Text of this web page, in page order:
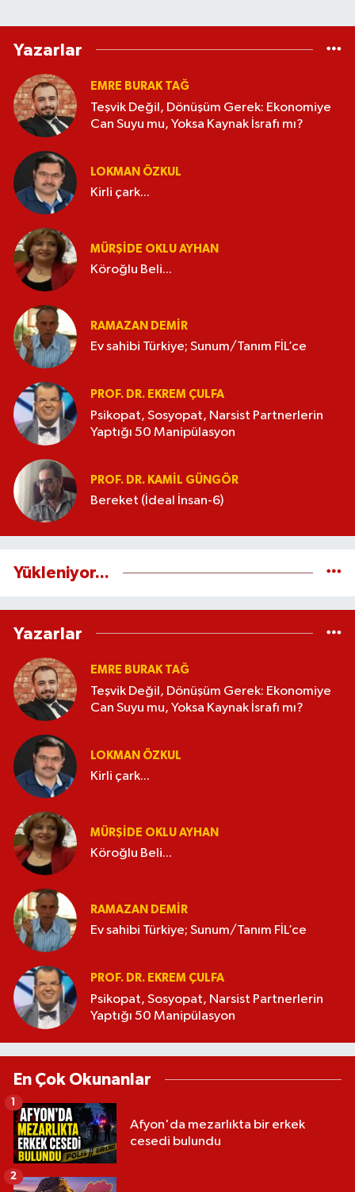
Yazarlar
EMRE BURAK TAĞ
Teşvik Değil, Dönüşüm Gerek: Ekonomiye
Can Suyu mu, Yoksa Kaynak İsrafı mı?
LOKMAN ÖZKUL
Kirli çark...
MÜRŞIDE OKLU AYHAN
Köroğlu Beli...
RAMAZAN DEMİR
Ev sahibi Türkiye; Sunum/Tanım FİL’ce
PROF. DR. EKREM ÇULFA
Psikopat, Sosyopat, Narsist Partnerlerin
Yaptığı 50 Manipülasyon
PROF. DR. KAMIL GÜNGÖR
Bereket (İdeal İnsan-6)
Yükleniyor...
Yazarlar
EMRE BURAK TAĞ
Teşvik Değil, Dönüşüm Gerek: Ekonomiye
Can Suyu mu, Yoksa Kaynak İsrafı mı?
LOKMAN ÖZKUL
Kirli çark...
MÜRŞIDE OKLU AYHAN
Köroğlu Beli...
RAMAZAN DEMİR
Ev sahibi Türkiye; Sunum/Tanım FİL’ce
PROF. DR. EKREM ÇULFA
Psikopat, Sosyopat, Narsist Partnerlerin
Yaptığı 50 Manipülasyon
En Çok Okunanlar
Afyon'da mezarlıkta bir erkek
cesedi bulundu
1
2